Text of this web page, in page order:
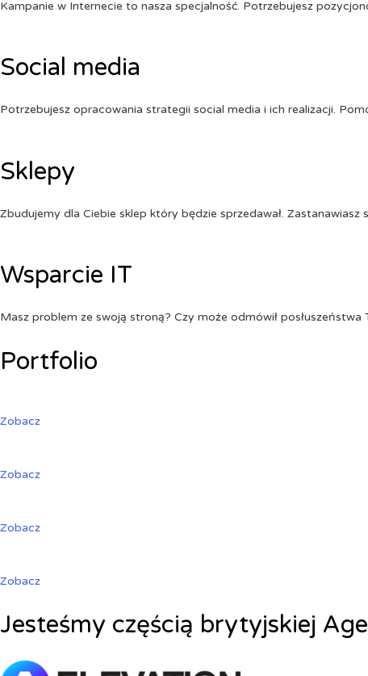
Kampanie w Internecie to nasza specjalność. Potrzebujesz
Social media
Potrzebujesz opracowania strategii social media i ich realizacji.
Sklepy
Zbudujemy dla Ciebie sklep który będzie sprzedawał. Zastanawiasz
Wsparcie IT
Masz problem ze swoją stroną? Czy może odmówił
Portfolio
Zobacz
Zobacz
Zobacz
Zobacz
Jesteśmy częścią brytyjskiej